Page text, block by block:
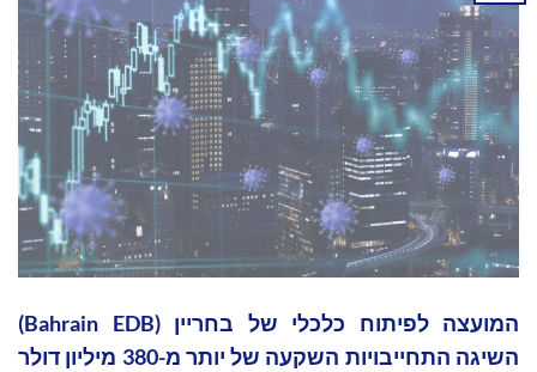
המועצה לפיתוח כלכלי של בחריין (Bahrain EDB)
השיגה התחייבויות השקעה של יותר מ-380 מיליון דולר